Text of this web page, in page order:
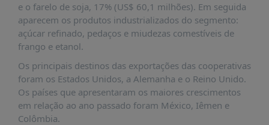
SOBRE
A
FRENTE
MATERIAIS
INFORMAÇÕES
CURSOS
E
e o farelo de soja, 17% (US$ 60,1 milhões). Em seguida
aparecem os produtos industrializados do segmento:
açúcar refinado, pedaços e miudezas comestíveis de
frango e etanol.
Os principais destinos das exportações das cooperativas
foram os Estados Unidos, a Alemanha e o Reino Unido.
Os países que apresentaram os maiores crescimentos
em relação ao ano passado foram México, Iêmen e
Colômbia.